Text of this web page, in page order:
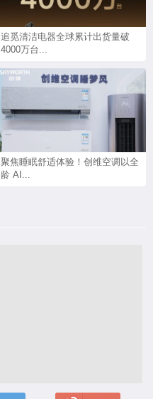
追觅清洁电器全球累计出货量破
4000万台...
聚焦睡眠舒适体验！创维空调以全
龄 AI...